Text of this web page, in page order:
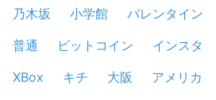
乃木坂 小学館 バレンタイン
普通
ビットコイン インスタ
XBox
キチ 大阪 アメリカ